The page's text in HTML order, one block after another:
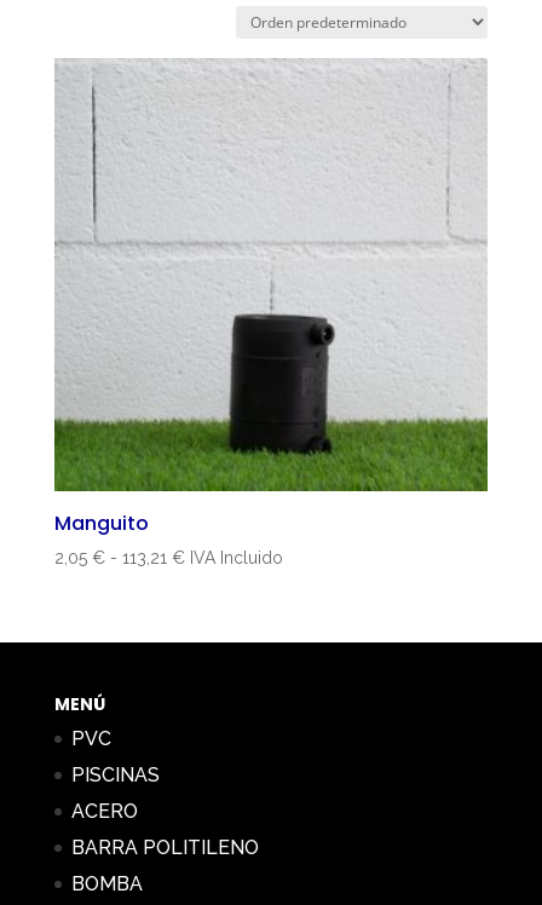
Manguito
2,05 € - 113,21 €Rango
desde
IVA Incluido
MENÚ
PVC
PISCINAS
ACERO
BARRA POLITILENO
BOMBA